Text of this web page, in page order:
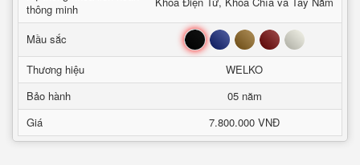
thông minh
Mầu sắc Đen Xanh Nâu Đỏ Trắng
Thương hiệu
WELKO
Bảo hành
05 năm
Giá
7.800.000 VNĐ